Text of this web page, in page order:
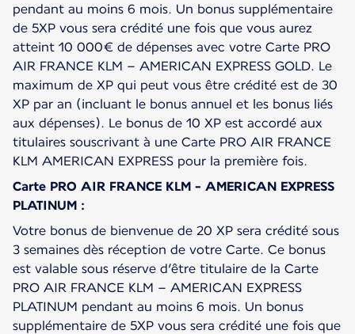
pendant au moins 6 mois. Un bonus supplémentaire
de 5XP vous sera crédité une fois que vous aurez
atteint 10 000€ de dépenses avec votre Carte PRO
AIR FRANCE KLM – AMERICAN EXPRESS GOLD. Le
maximum de XP qui peut vous être crédité est de 30
XP par an (incluant le bonus annuel et les bonus liés
aux dépenses). Le bonus de 10 XP est accordé aux
titulaires souscrivant à une Carte PRO AIR FRANCE
KLM AMERICAN EXPRESS pour la première fois.
Carte PRO AIR FRANCE KLM - AMERICAN EXPRESS
PLATINUM :
Votre bonus de bienvenue de 20 XP sera crédité sous
3 semaines dès réception de votre Carte. Ce bonus
est valable sous réserve d’être titulaire de la Carte
PRO AIR FRANCE KLM – AMERICAN EXPRESS
PLATINUM pendant au moins 6 mois. Un bonus
supplémentaire de 5XP vous sera crédité une fois que